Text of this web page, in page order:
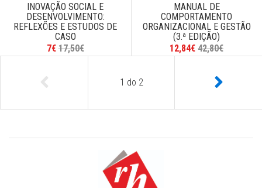
INOVAÇÃO SOCIAL E
DESENVOLVIMENTO:
REFLEXÕES E ESTUDOS DE
CASO
7€ 17,50€
MANUAL DE
COMPORTAMENTO
ORGANIZACIONAL E GESTÃO
(3.ª EDIÇÃO)
12,84€ 42,80€
1 do 2